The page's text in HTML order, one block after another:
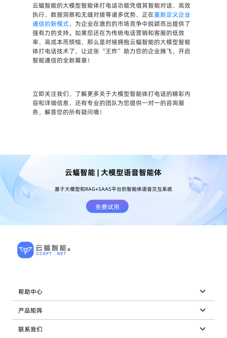
云蝠智能的大模型智能体打电话功能凭借其智能对话、高效
执行、数据洞察和无缝对接等诸多优势，正在重新定义企业
通信的新模式，为企业在激烈的市场竞争中脱颖而出提供了
强有力的支持。如果您还在为传统电话营销和客服的低效
率、高成本而烦恼，那么是时候拥抱云蝠智能的大模型智能
体打电话技术了，让这张 “王炸” 助力您的企业腾飞，开启
智能通信的全新篇章！
立即关注我们，了解更多关于大模型智能体打电话的精彩内
容和详细信息，还有专业的团队为您提供一对一的咨询服
务，解答您的所有疑问噢！
云蝠智能 | 大模型语音智能体
基于大模型和RAG+SAAS平台的智能体语音交互系统
免费试用
帮助中心
产品矩阵
联系我们